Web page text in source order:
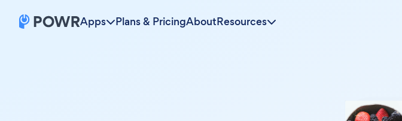
Apps Plans & PricingAboutResources